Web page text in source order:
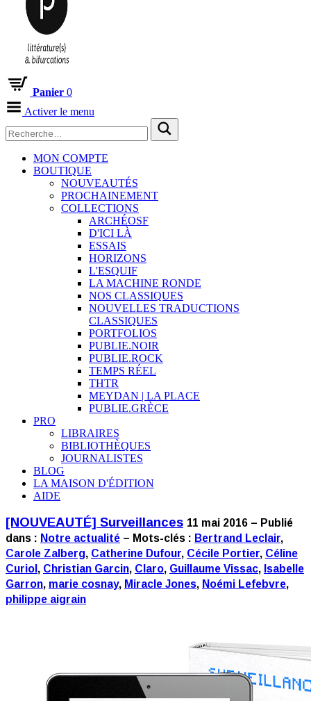
Panier 0
Activer le menu
MON COMPTE
BOUTIQUE
NOUVEAUTÉS
PROCHAINEMENT
COLLECTIONS
ARCHÉOSF
D'ICI LÀ
ESSAIS
HORIZONS
L'ESQUIF
LA MACHINE RONDE
NOS CLASSIQUES
NOUVELLES TRADUCTIONS
CLASSIQUES
PORTFOLIOS
PUBLIE.NOIR
PUBLIE.ROCK
TEMPS RÉEL
THTR
MEYDAN | LA PLACE
PUBLIE.GRÈCE
PRO
LIBRAIRES
BIBLIOTHÈQUES
JOURNALISTES
BLOG
LA MAISON D'ÉDITION
AIDE
[NOUVEAUTÉ] Surveillances 11 mai 2016 – Publié
dans : Notre actualité – Mots-clés : Bertrand Leclair,
Carole Zalberg, Catherine Dufour, Cécile Portier, Céline
Curiol , Christian Garcin, Claro, Guillaume Vissac, Isabelle
Garron, marie cosnay, Miracle Jones, Noémi Lefebvre,
philippe aigrain